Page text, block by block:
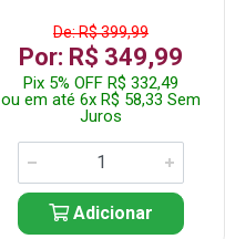
De: R$ 399,99
Por: R$ 349,99
Pix 5% OFF R$ 332,49
ou em até 6x R$ 58,33 Sem
Juros
Adicionar